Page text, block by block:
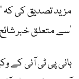
سے متعلق خبر شائع ہوئی۔‘
بانی پی ٹی آئی کے